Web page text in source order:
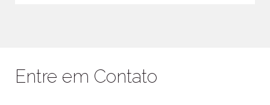
Entre em Contato